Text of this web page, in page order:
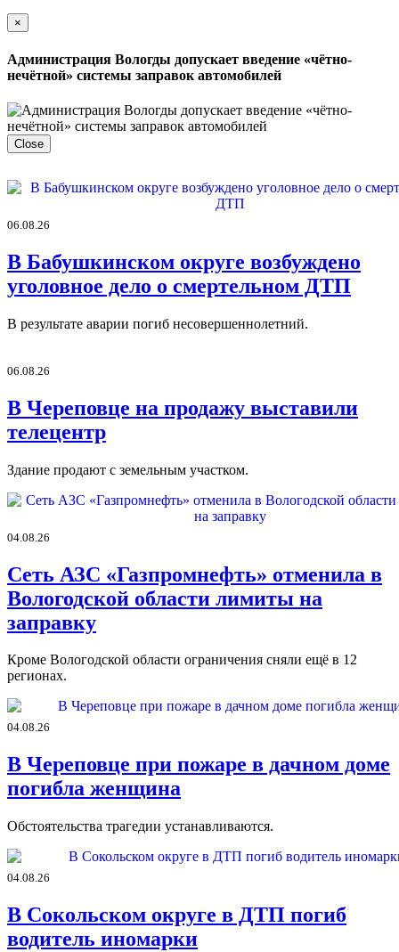
×
Администрация Вологды допускает введение «чётно-
нечётной» системы заправок автомобилей
Close
06.08.26
В Бабушкинском округе возбуждено
уголовное дело о смертельном ДТП
В результате аварии погиб несовершеннолетний.
06.08.26
В Череповце на продажу выставили
телецентр
Здание продают с земельным участком.
04.08.26
Сеть АЗС «Газпромнефть» отменила в
Вологодской области лимиты на
заправку
Кроме Вологодской области ограничения сняли ещё в 12
регионах.
04.08.26
В Череповце при пожаре в дачном доме
погибла женщина
Обстоятельства трагедии устанавливаются.
04.08.26
В Сокольском округе в ДТП погиб
водитель иномарки